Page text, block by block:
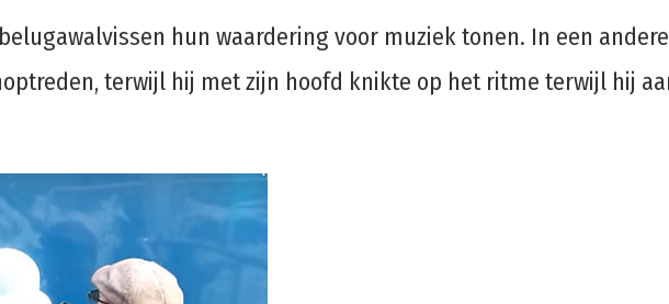
hun waardering voor muziek tonen. In een
terwijl hij met zijn hoofd knikte op het ritme terwijl hij